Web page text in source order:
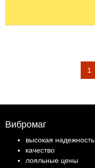
1
Вибромаг
высокая надежность
качество
лояльные цены